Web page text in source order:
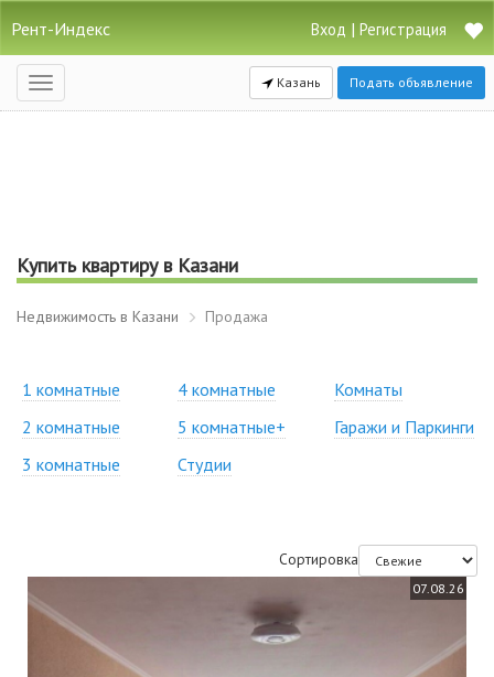
Рент-Индекс Вход | Регистрация
Открыть
навигацию
Казань Подать объявление
Купить квартиру в Казани
Недвижимость в Казани Продажа
1 комнатные
2 комнатные
3 комнатные
4 комнатные
5 комнатные+
Студии
Комнаты
Гаражи и Паркинги
Сортировка
07.08.26